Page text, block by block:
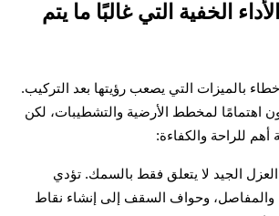
الخفية التي غالبًا ما يتم
بالميزات التي يصعب رؤيتها بعد التركيب.
اهتمامًا لمخطط الأرضية والتشطيبات، لكن
أهم للراحة والكفاءة:
العزل الجيد لا يتعلق فقط بالسمك. تؤدي
والمفاصل، وحواف السقف إلى إنشاء نقاط